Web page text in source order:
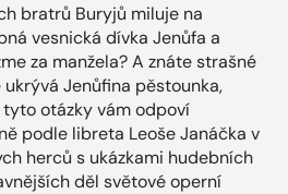
bratrů Buryjů miluje na
vesnická dívka Jenůfa a
za manžela? A znáte strašné
Jenůfina pěstounka,
otázky vám odpoví
podle libreta Leoše Janáčka v
herců s ukázkami hudebních
děl světové operní